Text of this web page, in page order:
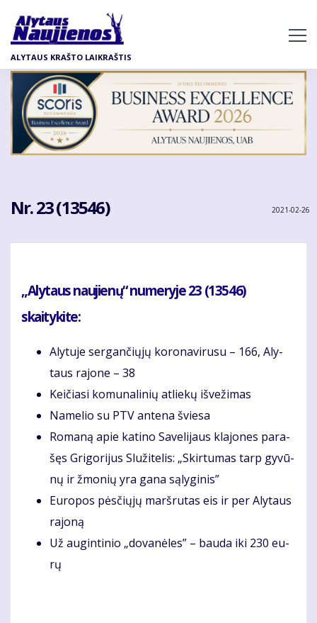
pagrindinį
turinį
ALYTAUS KRAŠTO LAIKRAŠTIS
Nr. 23 (13546) 2021-02-26
„Alytaus naujienų“ numeryje 23 (13546)
skaitykite:
Aly­tu­je ser­gan­čių­jų ko­ro­na­vi­ru­su – 166, Aly­
taus ra­jo­ne – 38
Keičiasi komunalinių atliekų išvežimas
Na­me­lio su PTV an­te­na švie­sa
Ro­ma­ną apie ka­ti­no Sa­ve­li­jaus kla­jo­nes pa­ra­
šęs Gri­go­ri­jus Slu­ži­te­lis: „Skir­tu­mas tarp gy­vū­
nų ir žmo­nių yra ga­na są­ly­gi­nis”
Eu­ro­pos pės­čių­jų marš­ru­tas eis ir per Aly­taus
ra­jo­ną
Už au­gin­ti­nio „do­va­nė­les” – bau­da iki 230 eu­
rų